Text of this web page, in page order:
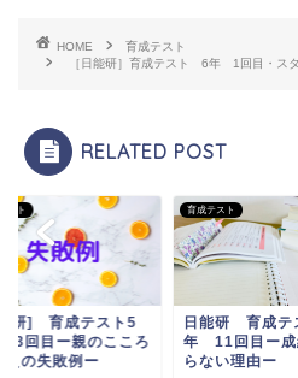
HOME
育成テスト
［日能研］育成テスト 6年 1回目・ス
RELATED POST
スト
研] 育成テスト5
回目ー親のこころ
えの失敗例ー
育成テスト
日能研 育成
年 11回目ー成
らない理由ー